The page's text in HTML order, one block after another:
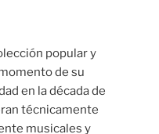
popular y
de su
en la década de
técnicamente
musicales y